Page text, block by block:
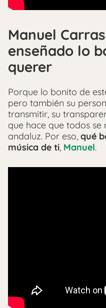
Manuel
enseñado lo
querer
Porque lo bonito de
pero también su
transmitir, su
que hace que todos se
andaluz. Por eso, qué
música de ti, Manuel.